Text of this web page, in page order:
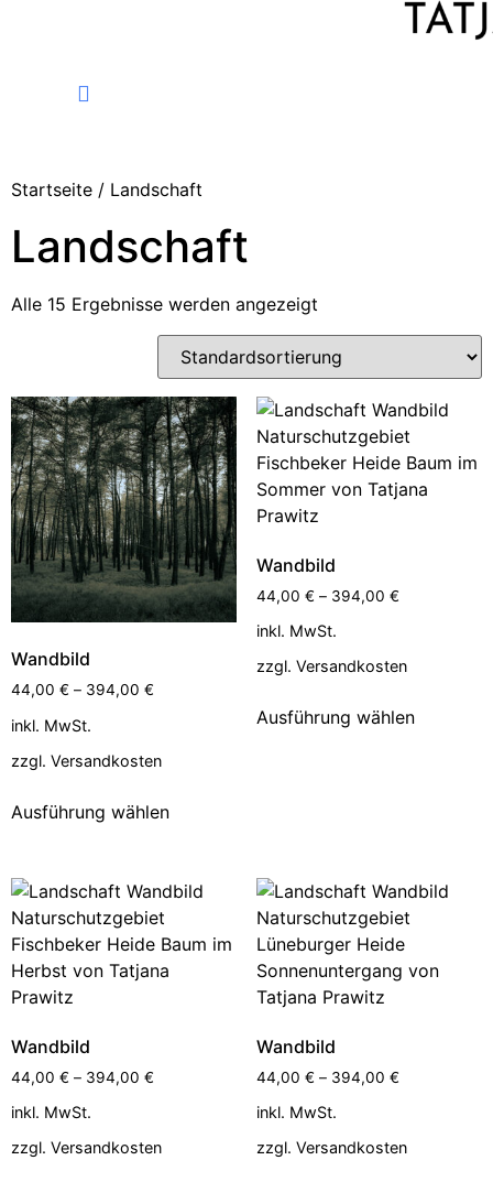
Startseite / Landschaft
Landschaft
Alle 15 Ergebnisse werden angezeigt
Wandbild
44,00 € – 394,00 €
inkl. MwSt.
zzgl. Versandkosten
Ausführung wählen
Wandbild
44,00 € – 394,00 €
inkl. MwSt.
zzgl. Versandkosten
Ausführung wählen
Wandbild
44,00 € – 394,00 €
inkl. MwSt.
zzgl. Versandkosten
Wandbild
44,00 € – 394,00 €
inkl. MwSt.
zzgl. Versandkosten